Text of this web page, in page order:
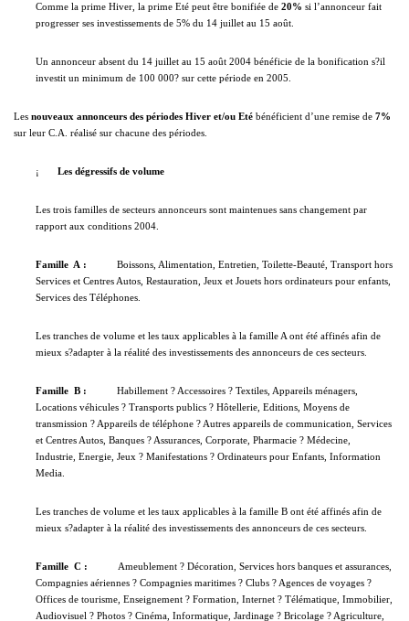
Comme la prime Hiver, la prime Eté peut être bonifiée de 20% si l’annonceur fait
progresser ses investissements de 5% du 14 juillet au 15 août.
Un annonceur absent du 14 juillet au 15 août 2004 bénéficie de la bonification s?il
investit un minimum de 100 000? sur cette période en 2005.
Les nouveaux annonceurs des périodes Hiver et/ou Eté bénéficient d’une remise de 7%
sur leur C.A. réalisé sur chacune des périodes.
¡ Les dégressifs de volume
Les trois familles de secteurs annonceurs sont maintenues sans changement par
rapport aux conditions 2004.
Famille A :
Boissons, Alimentation, Entretien, Toilette-Beauté, Transport hors
Services et Centres Autos, Restauration, Jeux et Jouets hors ordinateurs pour enfants,
Services des Téléphones.
Les tranches de volume et les taux applicables à la famille A ont été affinés afin de
mieux s?adapter à la réalité des investissements des annonceurs de ces secteurs.
Famille B :
Habillement ? Accessoires ? Textiles, Appareils ménagers,
Locations véhicules ? Transports publics ? Hôtellerie, Editions, Moyens de
transmission ? Appareils de téléphone ? Autres appareils de communication, Services
et Centres Autos, Banques ? Assurances, Corporate, Pharmacie ? Médecine,
Industrie, Energie, Jeux ? Manifestations ? Ordinateurs pour Enfants, Information
Media.
Les tranches de volume et les taux applicables à la famille B ont été affinés afin de
mieux s?adapter à la réalité des investissements des annonceurs de ces secteurs.
Famille C :
Ameublement ? Décoration, Services hors banques et assurances,
Compagnies aériennes ? Compagnies maritimes ? Clubs ? Agences de voyages ?
Offices de tourisme, Enseignement ? Formation, Internet ? Télématique, Immobilier,
Audiovisuel ? Photos ? Cinéma, Informatique, Jardinage ? Bricolage ? Agriculture,